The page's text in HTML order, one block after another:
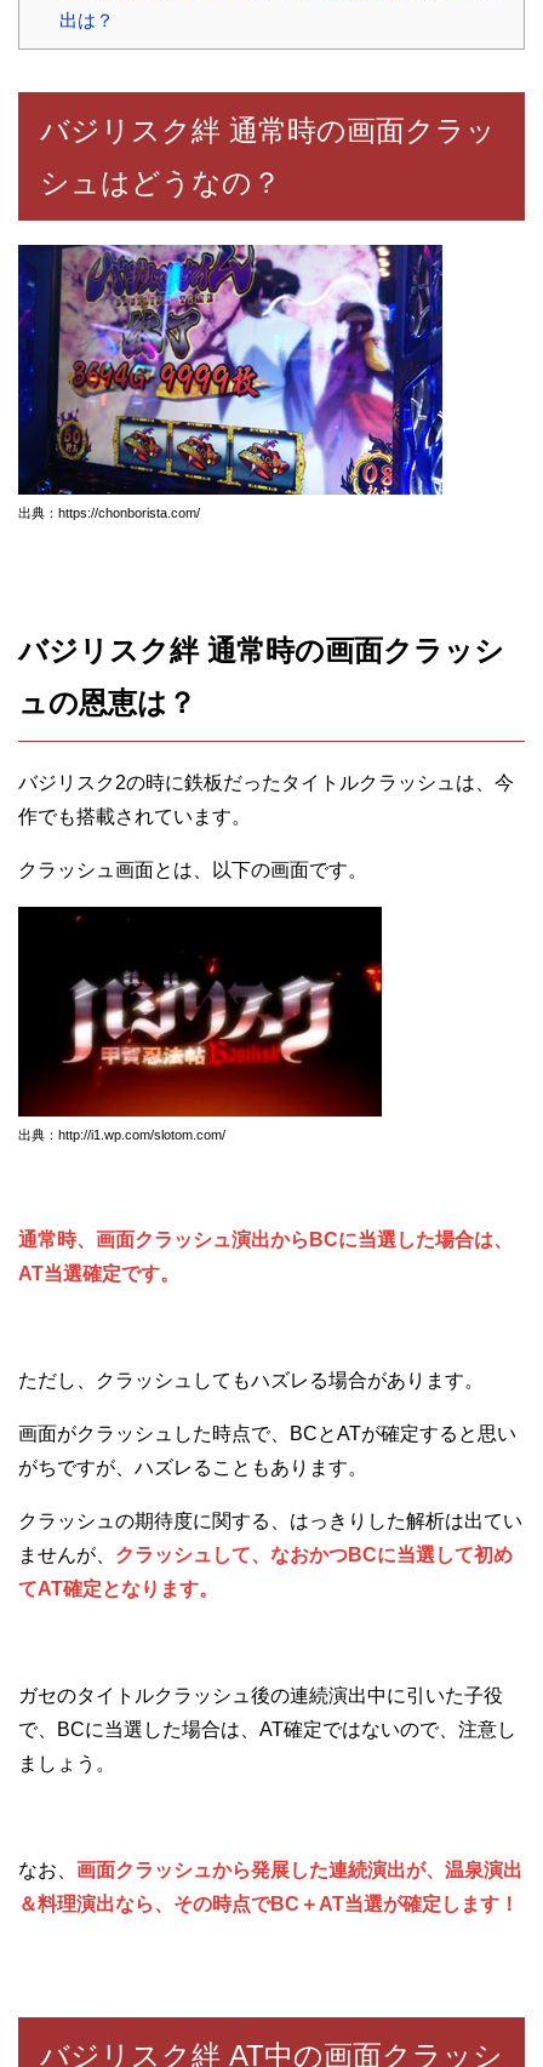
出は？
バジリスク絆 通常時の画面クラッ
シュはどうなの？
出典：https://chonborista.com/
バジリスク絆 通常時の画面クラッシ
ュの恩恵は？
バジリスク2の時に鉄板だったタイトルクラッシュは、今
作でも搭載されています。
クラッシュ画面とは、以下の画面です。
出典：http://i1.wp.com/slotom.com/
通常時、画面クラッシュ演出からBCに当選した場合は、
AT当選確定です。
ただし、クラッシュしてもハズレる場合があります。
画面がクラッシュした時点で、BCとATが確定すると思い
がちですが、ハズレることもあります。
クラッシュの期待度に関する、はっきりした解析は出てい
ませんが、 クラッシュして、なおかつBCに当選して初め
てAT確定となります。
ガセのタイトルクラッシュ後の連続演出中に引いた子役
で、BCに当選した場合は、AT確定ではないので、注意し
ましょう。
なお、 画面クラッシュから発展した連続演出が、温泉演出
＆料理演出なら、その時点でBC＋AT当選が確定します！
バジリスク絆 AT中の画面クラッシ